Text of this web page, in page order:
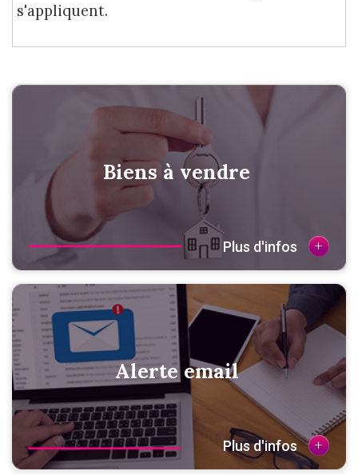
s'appliquent.
Biens à vendre
Plus d'infos +
Alerte email
Plus d'infos +